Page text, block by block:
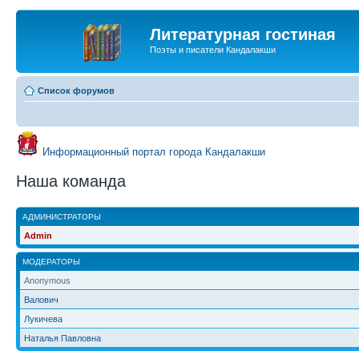
Литературная гостиная
Поэты и писатели Кандалакши
Список форумов
Информационный портал города Кандалакши
Наша команда
АДМИНИСТРАТОРЫ
Admin
МОДЕРАТОРЫ
Anonymous
Валович
Лукичева
Наталья Павловна